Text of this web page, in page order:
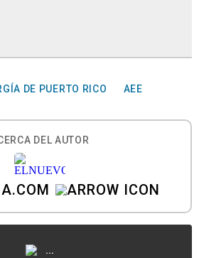
DE PUERTO RICO
AEE
DEL AUTOR
...